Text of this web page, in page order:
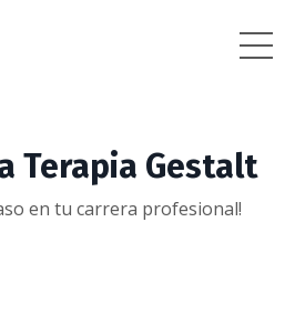
Terapia Gestalt
en tu carrera profesional!